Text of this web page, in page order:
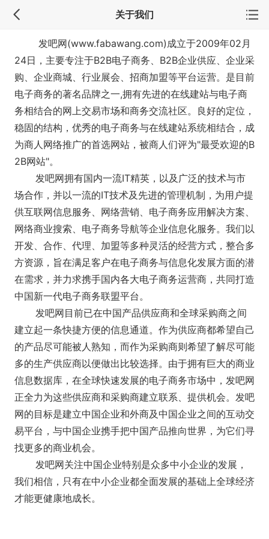
关于我们
发吧网(www.fabawang.com)成立于2009年02月
24日，主要专注于B2B电子商务、B2B企业供应、企业采
购、企业商城、行业展会、招商加盟等平台运营。是目前
电子商务的著名品牌之一,拥有先进的在线建站与电子商
务相结合的网上交易市场和商务交流社区。良好的定位，
稳固的结构，优秀的电子商务与在线建站系统相结合，成
为商人网络推广的首选网站，被商人们评为"最受欢迎的B
2B网站"。
发吧网拥有国内一流IT精英，以及广泛的技术与市
场合作，并以一流的IT技术及先进的管理机制，为用户提
供互联网信息服务、网络营销、电子商务应用解决方案、
网络商业搜索、电子商务导航等企业信息化服务。我们以
开发、合作、代理、加盟等多种灵活的经营方式，整合多
方资源，旨在满足客户在电子商务与信息化发展方面的潜
在需求，并力求携手国内各大电子商务运营商，共同打造
中国新一代电子商务联盟平台。
发吧网目前已在中国产品供应商和全球采购商之间
建立起一条快捷方便的信息通道。作为供应商都希望自己
的产品尽可能被人熟知，而作为采购商则希望了解尽可能
多的生产供应商以便做出比较选择。由于拥有巨大的商业
信息数据库，在全球快速发展的电子商务市场中，发吧网
正全力为这些供应商和采购商建立联系、提供机会。发吧
网的目标是建立中国企业和外商及中国企业之间的互动交
易平台，与中国企业携手把中国产品推向世界，为它们寻
找更多的商业机会。
发吧网关注中国企业特别是众多中小企业的发展，
我们相信，只有在中小企业都全面发展的基础上全球经济
才能更健康地成长。